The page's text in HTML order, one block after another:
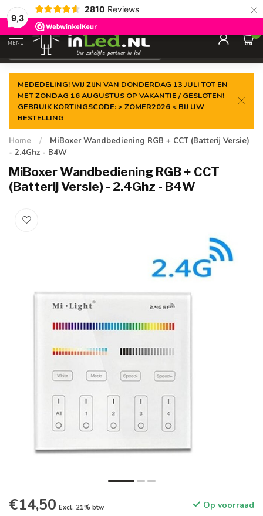
9,3
2810 Reviews ×
Gegarandeerde delaagste prijs
MENU
0
MEDEDELING! WIJ ZIJN VAN DONDERDAG 13 JULI TOT EN
MET ZONDAG 16 AUGUSTUS OP VAKANTIE / GESLOTEN!
GEBRUIK KORTINGSCODE: > ZOMER2026 < BIJ UW
BESTELLING
Home /
MiBoxer Wandbediening RGB + CCT (Batterij Versie)
- 2.4Ghz - B4W
MiBoxer Wandbediening RGB + CCT
(Batterij Versie) - 2.4Ghz - B4W
€14,50 Excl. 21% btw Op voorraad